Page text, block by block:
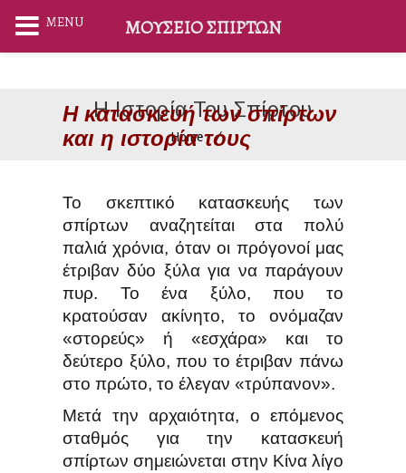
Η Ιστορία Του Σπίρτου
Home
Η κατασκευή των σπίρτων
και η ιστορία τους
Το σκεπτικό κατασκευής των
σπίρτων αναζητείται στα πολύ
παλιά χρόνια, όταν οι πρόγονοί μας
έτριβαν δύο ξύλα για να παράγουν
πυρ. Το ένα ξύλο, που το
κρατούσαν ακίνητο, το ονόμαζαν
«στορεύς» ή «εσχάρα» και το
δεύτερο ξύλο, που το έτριβαν πάνω
στο πρώτο, το έλεγαν «τρύπανον».
Μετά την αρχαιότητα, ο επόμενος
σταθμός για την κατασκευή
σπίρτων σημειώνεται στην Κίνα λίγο
MENU ΜΟΥΣΕΊΟ ΣΠΊΡΤΩΝ